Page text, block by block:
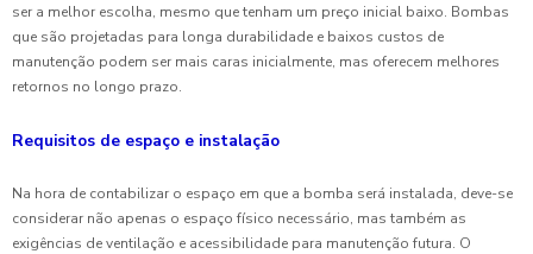
ser a melhor escolha, mesmo que tenham um preço inicial baixo. Bombas
que são projetadas para longa durabilidade e baixos custos de
manutenção podem ser mais caras inicialmente, mas oferecem melhores
retornos no longo prazo.
Requisitos de espaço e instalação
Na hora de contabilizar o espaço em que a bomba será instalada, deve-se
considerar não apenas o espaço físico necessário, mas também as
exigências de ventilação e acessibilidade para manutenção futura. O